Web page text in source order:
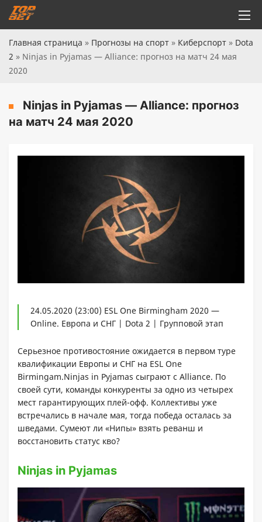
Главная страница » Прогнозы на спорт » Киберспорт » Dota
2 » Ninjas in Pyjamas — Alliance: прогноз на матч 24 мая
2020
Ninjas in Pyjamas — Alliance: прогноз
на матч 24 мая 2020
24.05.2020 (23:00) ESL One Birmingham 2020 —
Online. Европа и СНГ | Dota 2 | Групповой этап
Серьезное противостояние ожидается в первом туре
квалификации Европы и СНГ на ESL One
Birmingam.Ninjas in Pyjamas сыграют с Alliance. По
своей сути, команды конкуренты за одно из четырех
мест гарантирующих плей-офф. Коллективы уже
встречались в начале мая, тогда победа осталась за
шведами. Сумеют ли «Нипы» взять реванш и
восстановить статус кво?
Ninjas in Pyjamas